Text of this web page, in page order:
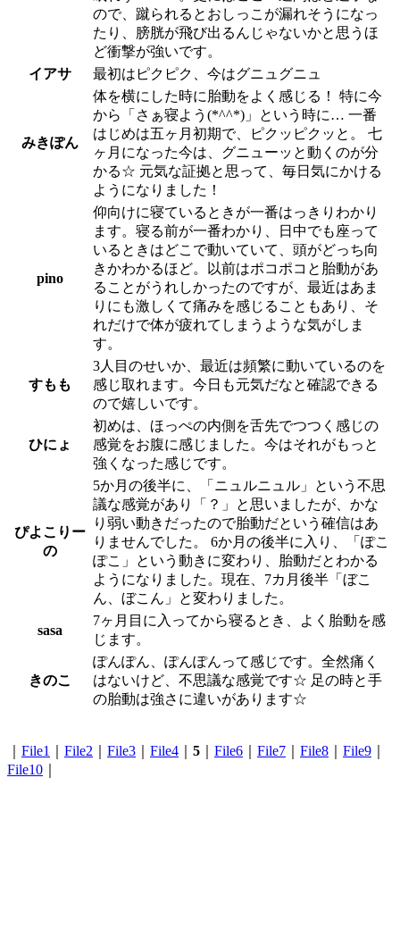
ので、蹴られるとおしっこが漏れそうになっ
たり、膀胱が飛び出るんじゃないかと思うほ
ど衝撃が強いです。
イアサ
最初はピクピク、今はグニュグニュ
みきぽん
体を横にした時に胎動をよく感じる！ 特に今
から「さぁ寝よう(*^^*)」という時に… 一番
はじめは五ヶ月初期で、ピクッピクッと。 七
ヶ月になった今は、グニューッと動くのが分
かる☆ 元気な証拠と思って、毎日気にかける
ようになりました！
pino
仰向けに寝ているときが一番はっきりわかり
ます。寝る前が一番わかり、日中でも座って
いるときはどこで動いていて、頭がどっち向
きかわかるほど。以前はポコポコと胎動があ
ることがうれしかったのですが、最近はあま
りにも激しくて痛みを感じることもあり、そ
れだけで体が疲れてしまうような気がしま
す。
すもも
3人目のせいか、最近は頻繁に動いているのを
感じ取れます。今日も元気だなと確認できる
ので嬉しいです。
ひにょ
初めは、ほっぺの内側を舌先でつつく感じの
感覚をお腹に感じました。今はそれがもっと
強くなった感じです。
ぴよこりー
の
5か月の後半に、「ニュルニュル」という不思
議な感覚があり「？」と思いましたが、かな
り弱い動きだったので胎動だという確信はあ
りませんでした。 6か月の後半に入り、「ぽこ
ぽこ」という動きに変わり、胎動だとわかる
ようになりました。現在、7カ月後半「ぼこ
ん、ぼこん」と変わりました。
sasa
7ヶ月目に入ってから寝るとき、よく胎動を感
じます。
きのこ
ぽんぽん、ぽんぽんって感じです。全然痛く
はないけど、不思議な感覚です☆ 足の時と手
の胎動は強さに違いがあります☆
File1 File2 File3 File4 5 File6 File7 File8 File9
File10